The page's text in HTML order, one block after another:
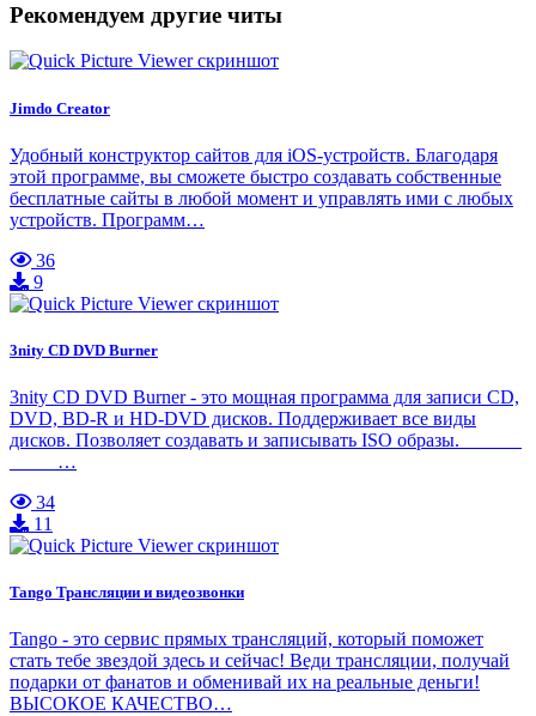
Рекомендуем другие читы
Jimdo Creator
Удобный конструктор сайтов для iOS-устройств. Благодаря
этой программе, вы сможете быстро создавать собственные
бесплатные сайты в любой момент и управлять ими с любых
устройств. Программ…
36
9
3nity CD DVD Burner
3nity CD DVD Burner - это мощная программа для записи CD,
DVD, BD-R и HD-DVD дисков. Поддерживает все виды
дисков. Позволяет создавать и записывать ISO образы.
…
34
11
Tango Трансляции и видеозвонки
Tango - это сервис прямых трансляций, который поможет
стать тебе звездой здесь и сейчас! Веди трансляции, получай
подарки от фанатов и обменивай их на реальные деньги!
ВЫСОКОЕ КАЧЕСТВО…